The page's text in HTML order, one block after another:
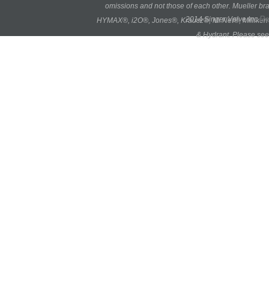
omissions and not those of each other. Mueller
HYMAX®, i2O®, Jones®, Krausz®, Mi.Net®,
& Hydrant. Please
2014 Singer Valve Inc.